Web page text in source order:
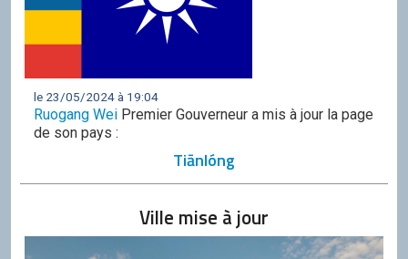
le 23/05/2024 à 19:04
Ruogang Wei Premier Gouverneur a mis à jour la page
de son pays :
Tiānlóng
Ville mise à jour